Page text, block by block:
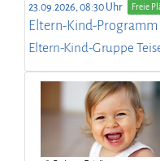
23.09.2026, 08:30 Uhr Freie
Eltern-Kind-Programm
Eltern-Kind-Gruppe